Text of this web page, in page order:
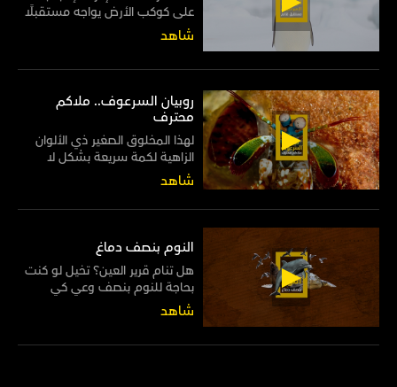
على كوكب الأرض يواجه مستقبلًا
قاتمًا من صنيع البشر
شاهد
روبيان السرعوف.. ملاكم
محترف
لهذا المخلوق الصغير ذي الألوان
الزاهية لكمة سريعة بشكل لا
يصدق، إذ تفوق سرعتها رمشة
فيه الكفاية لقتل المخلوقات
والسلطعونات
شاهد
النوم بنصف دماغ
هل تنام قرير العين؟ تخيل لو كنت
بحاجة للنوم بنصف وعي كي
تستطيع مواصلة التنفس، أو أن
تنام وعيناك مفتوحتان ترقبًا لخطر
شاهد